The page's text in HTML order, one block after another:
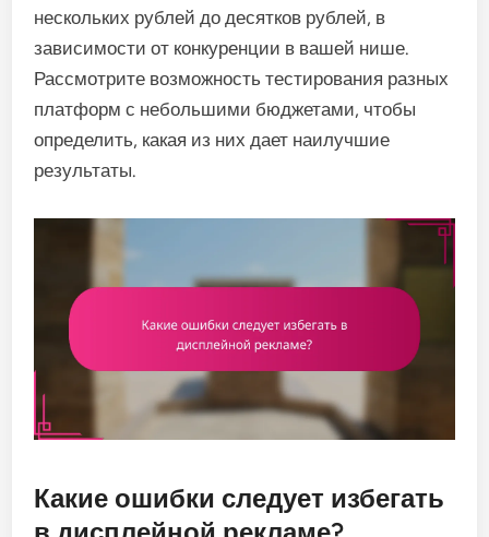
нескольких рублей до десятков рублей, в
зависимости от конкуренции в вашей нише.
Рассмотрите возможность тестирования разных
платформ с небольшими бюджетами, чтобы
определить, какая из них дает наилучшие
результаты.
Какие ошибки следует избегать